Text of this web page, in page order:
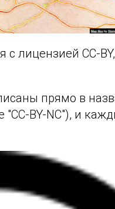
с лицензией CC-
прямо в
BY-NC"), и